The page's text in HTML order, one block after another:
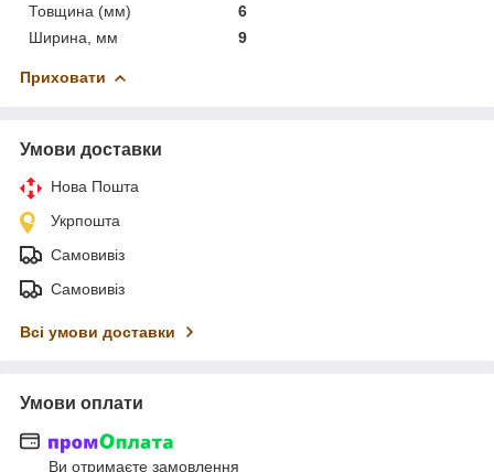
Товщина (мм)
6
Ширина, мм
9
Приховати
Умови доставки
Нова Пошта
Укрпошта
Самовивіз
Самовивіз
Всі умови доставки
Умови оплати
Ви отримаєте замовлення